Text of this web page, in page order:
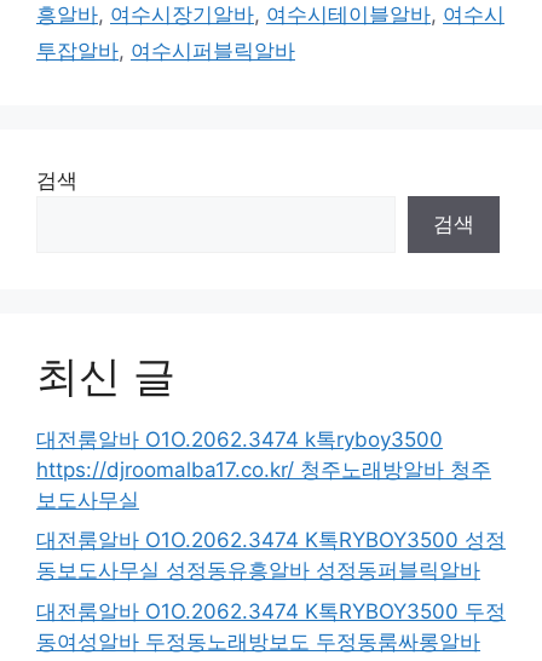
흥알바, 여수시장기알바, 여수시테이블알바, 여수시
투잡알바, 여수시퍼블릭알바
검색
검색
최신 글
대전룸알바 O1O.2062.3474 k톡ryboy3500
https://djroomalba17.co.kr/ 청주노래방알바 청주
보도사무실
대전룸알바 O1O.2062.3474 K톡RYBOY3500 성정
동보도사무실 성정동유흥알바 성정동퍼블릭알바
대전룸알바 O1O.2062.3474 K톡RYBOY3500 두정
동여성알바 두정동노래방보도 두정동룸싸롱알바